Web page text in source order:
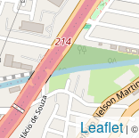
Leaflet| ©